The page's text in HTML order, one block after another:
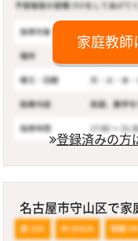
家庭教師
登録済みの方
名古屋市守山区で家